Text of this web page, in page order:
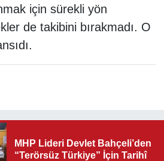
için sürekli yön
de takibini bırakmadı. O
MHP Lideri Devlet Bahçeli’den
“Terörsüz Türkiye” İçin Tarihî